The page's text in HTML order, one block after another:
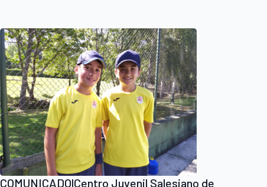
COMUNICADO|Centro Juvenil Salesiano de